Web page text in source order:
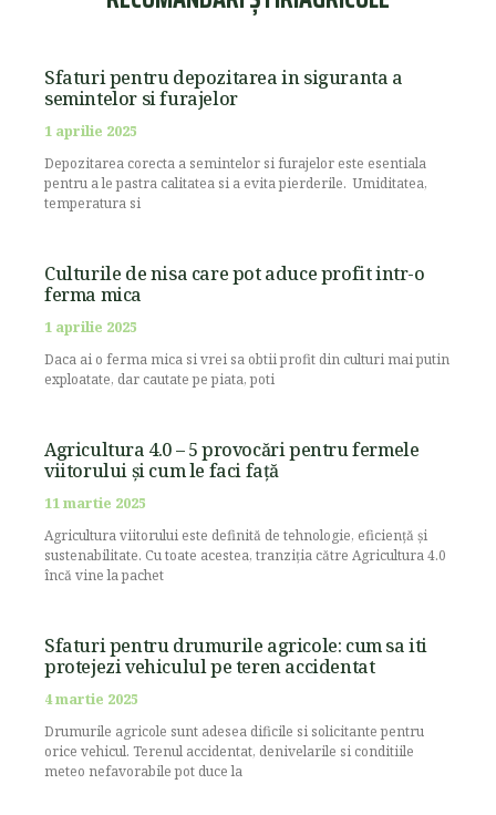
Sfaturi pentru depozitarea in siguranta a
semintelor si furajelor
1 aprilie 2025
Depozitarea corecta a semintelor si furajelor este esentiala
pentru a le pastra calitatea si a evita pierderile. Umiditatea,
temperatura si
Culturile de nisa care pot aduce profit intr-o
ferma mica
1 aprilie 2025
Daca ai o ferma mica si vrei sa obtii profit din culturi mai putin
exploatate, dar cautate pe piata, poti
Agricultura 4.0 – 5 provocări pentru fermele
viitorului și cum le faci față
11 martie 2025
Agricultura viitorului este definită de tehnologie, eficiență și
sustenabilitate. Cu toate acestea, tranziția către Agricultura 4.0
încă vine la pachet
Sfaturi pentru drumurile agricole: cum sa iti
protejezi vehiculul pe teren accidentat
4 martie 2025
Drumurile agricole sunt adesea dificile si solicitante pentru
orice vehicul. Terenul accidentat, denivelarile si conditiile
meteo nefavorabile pot duce la